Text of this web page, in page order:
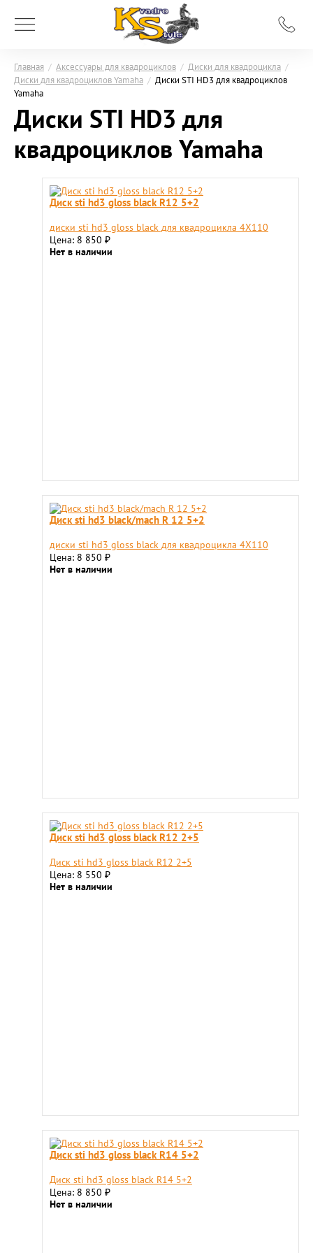
Главная / Аксессуары для квадроциклов / Диски для квадроцикла /
Диски для квадроциклов Yamaha / Диски STI HD3 для квадроциклов
Yamaha
Диски STI HD3 для
квадроциклов Yamaha
Диск sti hd3 gloss black R12 5+2
диски sti hd3 gloss black для квадроцикла 4X110
Цена: 8 850 ₽
Нет в наличии
Диск sti hd3 black/mach R 12 5+2
диски sti hd3 gloss black для квадроцикла 4X110
Цена: 8 850 ₽
Нет в наличии
Диск sti hd3 gloss black R12 2+5
Диск sti hd3 gloss black R12 2+5
Цена: 8 550 ₽
Нет в наличии
Диск sti hd3 gloss black R14 5+2
Диск sti hd3 gloss black R14 5+2
Цена: 8 850 ₽
Нет в наличии